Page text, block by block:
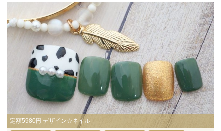
定額5980円 デザイン☆ネイル